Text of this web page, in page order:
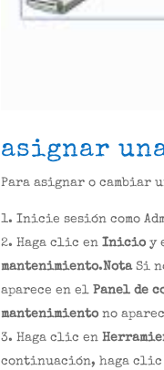
asignar
Para asignar o cambiar
Inicie sesión como
Haga clic en Inicioy
mantenimiento.NotaSi
aparece en el Panel de
mantenimientono
Haga clic en
continuación, haga clic